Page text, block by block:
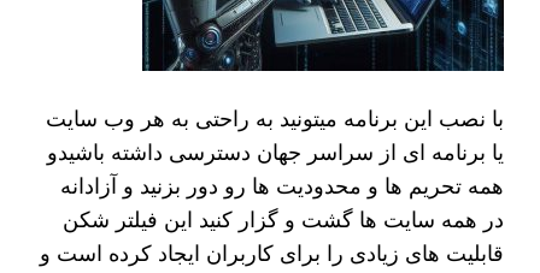
با نصب این برنامه میتونید به راحتی به هر وب سایت
یا برنامه ای از سراسر جهان دسترسی داشته باشید‌و
همه تحریم ها و محدودیت ها رو دور بزنید و آزادانه
در همه سایت ها گشت و گزار کنید این فیلتر شکن
قابلیت های زیادی را برای کاربران ایجاد کرده است و